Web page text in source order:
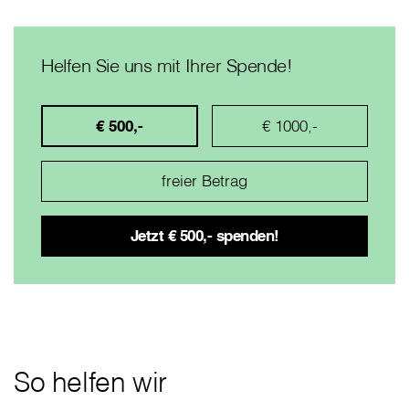
Helfen Sie uns mit Ihrer Spende!
€ 500,- € 1000,-
So helfen wir